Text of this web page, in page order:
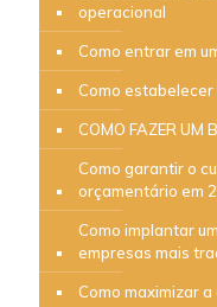
operacional
Como entrar em
Como estabelecer
COMO FAZER UM
Como garantir o
orçamentário em
Como implantar
empresas mais
Como maximizar